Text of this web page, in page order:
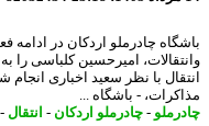
چادرملو اردکان در ادامه
امیرحسین کلباسی را به
- باشگاه ...
-چادرملو اردکان-انتقال-